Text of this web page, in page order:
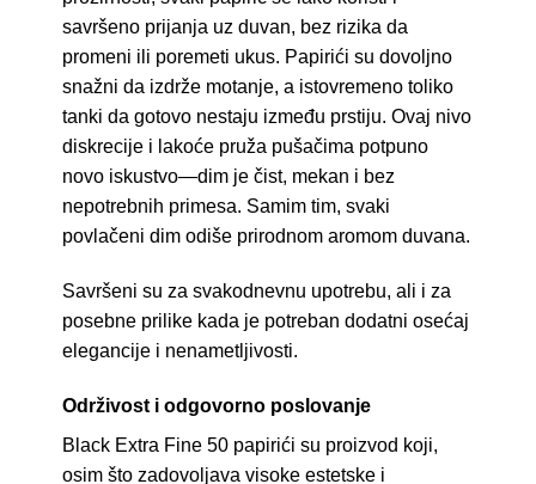
savršeno prijanja uz duvan, bez rizika da
promeni ili poremeti ukus. Papirići su dovoljno
snažni da izdrže motanje, a istovremeno toliko
tanki da gotovo nestaju između prstiju. Ovaj nivo
diskrecije i lakoće pruža pušačima potpuno
novo iskustvo—dim je čist, mekan i bez
nepotrebnih primesa. Samim tim, svaki
povlačeni dim odiše prirodnom aromom duvana.
Savršeni su za svakodnevnu upotrebu, ali i za
posebne prilike kada je potreban dodatni osećaj
elegancije i nenametljivosti.
Održivost i odgovorno poslovanje
Black Extra Fine 50 papirići su proizvod koji,
osim što zadovoljava visoke estetske i